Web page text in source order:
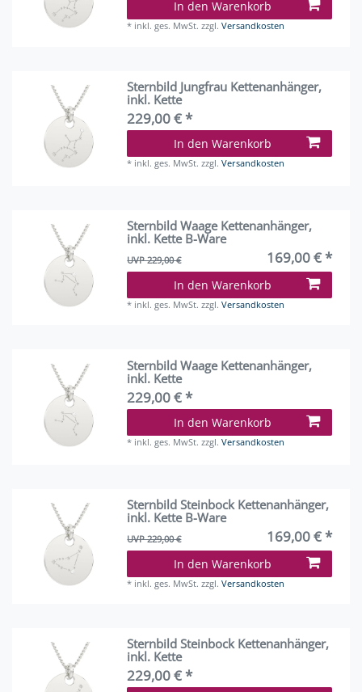
In den Warenkorb
* inkl. ges. MwSt. zzgl.Versandkosten
Sternbild Jungfrau Kettenanhänger,
inkl. Kette
229,00 € *
In den Warenkorb
* inkl. ges. MwSt. zzgl.Versandkosten
Sternbild Waage Kettenanhänger,
inkl. Kette B-Ware
UVP 229,00 € 169,00 € *
In den Warenkorb
* inkl. ges. MwSt. zzgl.Versandkosten
Sternbild Waage Kettenanhänger,
inkl. Kette
229,00 € *
In den Warenkorb
* inkl. ges. MwSt. zzgl.Versandkosten
Sternbild Steinbock Kettenanhänger,
inkl. Kette B-Ware
UVP 229,00 € 169,00 € *
In den Warenkorb
* inkl. ges. MwSt. zzgl.Versandkosten
Sternbild Steinbock Kettenanhänger,
inkl. Kette
229,00 € *